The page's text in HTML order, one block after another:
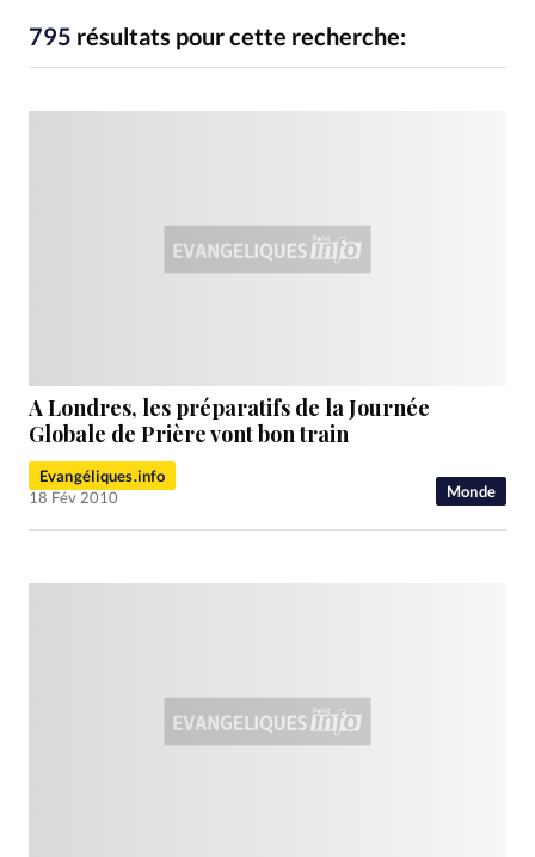
Toute l'actualité Bible Culture
Economie
Eglises
Histoire Laicité
Liberté religieuse
795 résultats pour cette recherche:
Monde
A Londres, les préparatifs de la Journée
Globale de Prière vont bon train
Evangéliques.info
18 Fév 2010